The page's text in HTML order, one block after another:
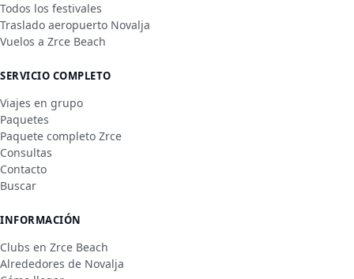
Todos los festivales
Traslado aeropuerto Novalja
Vuelos a Zrce Beach
SERVICIO COMPLETO
Viajes en grupo
Paquetes
Paquete completo Zrce
Consultas
Contacto
Buscar
INFORMACIÓN
Clubs en Zrce Beach
Alrededores de Novalja